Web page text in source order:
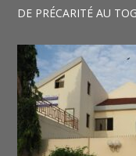
DE PRÉCARITÉ AU